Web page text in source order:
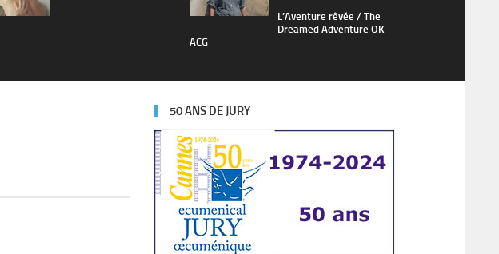
L’Aventure rêvée / The
Dreamed Adventure OK
ACG
50 ANS DE JURY